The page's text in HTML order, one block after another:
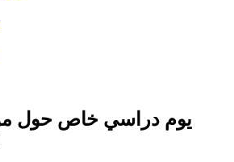
يوم دراسي خاص حول